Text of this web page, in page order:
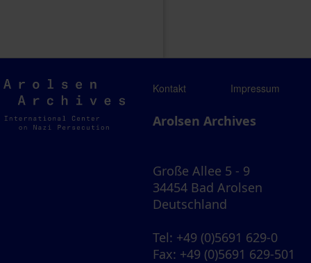
Arolsen
Archives
Kontakt Impressum
Arolsen Archives
Große Allee 5 - 9
34454 Bad Arolsen
Deutschland
Tel: +49 (0)5691 629-0
Fax: +49 (0)5691 629-501